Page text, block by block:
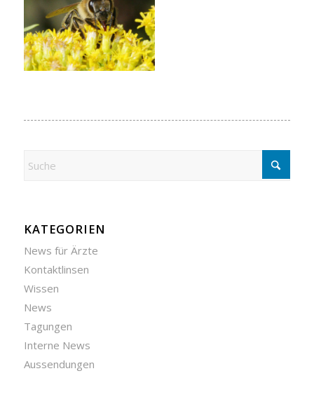
KATEGORIEN
News für Ärzte
Kontaktlinsen
Wissen
News
Tagungen
Interne News
Aussendungen